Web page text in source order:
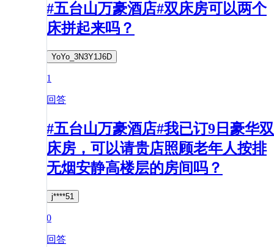
#五台山万豪酒店#双床房可以两个
床拼起来吗？
YoYo_3N3Y1J6D
1
回答
#五台山万豪酒店#我已订9日豪华双
床房，可以请贵店照顾老年人按排
无烟安静高楼层的房间吗？
j****51
0
回答